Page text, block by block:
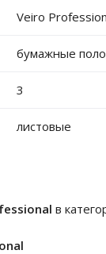
Veiro
бумажные
3
листовые
в